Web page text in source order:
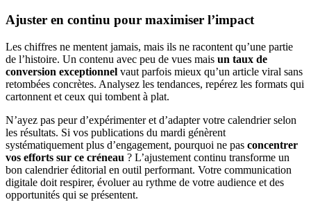
Ajuster en continu pour maximiser l’impact
Les chiffres ne mentent jamais, mais ils ne racontent qu’une partie
de l’histoire. Un contenu avec peu de vues mais un taux de
conversion exceptionnel vaut parfois mieux qu’un article viral sans
retombées concrètes. Analysez les tendances, repérez les formats qui
cartonnent et ceux qui tombent à plat.
N’ayez pas peur d’expérimenter et d’adapter votre calendrier selon
les résultats. Si vos publications du mardi génèrent
systématiquement plus d’engagement, pourquoi ne pas concentrer
vos efforts sur ce créneau ? L’ajustement continu transforme un
bon calendrier éditorial en outil performant. Votre communication
digitale doit respirer, évoluer au rythme de votre audience et des
opportunités qui se présentent.